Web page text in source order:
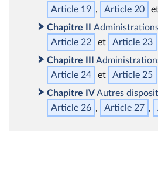
Article 19
Article 20
Chapitre II
Article 22
Article 23
Chapitre III
Article 24
Article 25
Chapitre IVAutres
Article 26
Article 27